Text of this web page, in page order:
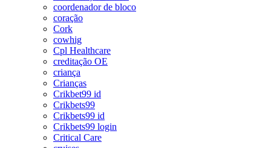
coordenador de bloco
coração
Cork
cowhig
Cpl Healthcare
creditação OE
criança
Crianças
Crikbet99 id
Crikbets99
Crikbets99 id
Crikbets99 login
Critical Care